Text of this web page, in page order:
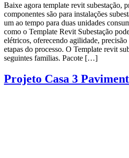
Baixe agora template revit subestação,
componentes são para instalações
um ao tempo para duas unidades
como o Template Revit Subestação
elétricos, oferecendo agilidade,
etapas do processo. O Template revit
seguintes familias. Pacote […]
Projeto Casa 3